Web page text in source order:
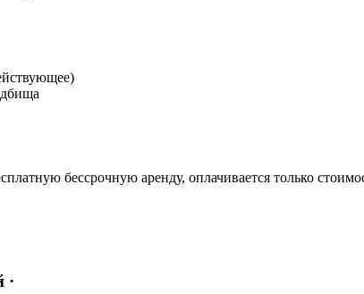
бессрочную аренду, оплачивается только
·